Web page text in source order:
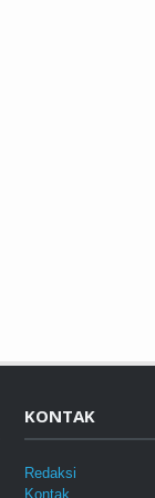
KONTAK
Redaksi
Kontak